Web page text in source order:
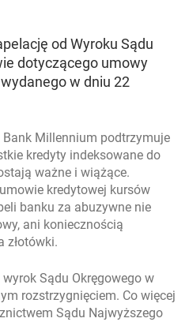
od Wyroku Sądu
dotyczącego umowy
w dniu 22
Millennium podtrzymuje
kredyty indeksowane do
ważne i wiążące.
kredytowej kursów
banku za abuzywne nie
ani koniecznością
złotówki.
Sądu Okręgowego w
rozstrzygnięciem. Co więcej
Sądu Najwyższego